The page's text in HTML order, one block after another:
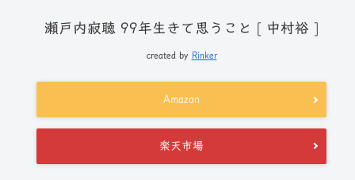
瀬戸内寂聴 99年生きて思うこと [ 中村裕 ]
created by Rinker
Amazon
楽天市場